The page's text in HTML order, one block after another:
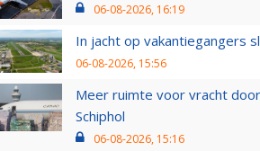
06-08-2026, 16:19
In jacht op vakantiegangers
06-08-2026, 15:56
Meer ruimte voor vracht
Schiphol
06-08-2026, 15:16